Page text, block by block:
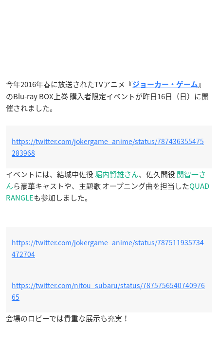
今年2016年春に放送されたTVアニメ 『ジョーカー・ゲーム 』
のBlu-ray BOX上巻 購入者限定イベントが昨日16日（日）に開
催されました。
https://twitter.com/jokergame_anime/status/787436355475
283968
イベントには、結城中佐役堀内賢雄さん、佐久間役関智一さ
んら豪華キャストや、主題歌 オープニング曲を担当したQUAD
RANGLEも参加しました。
https://twitter.com/jokergame_anime/status/787511935734
472704
https://twitter.com/nitou_subaru/status/7875756540740976
65
会場のロビーでは貴重な展示も充実！